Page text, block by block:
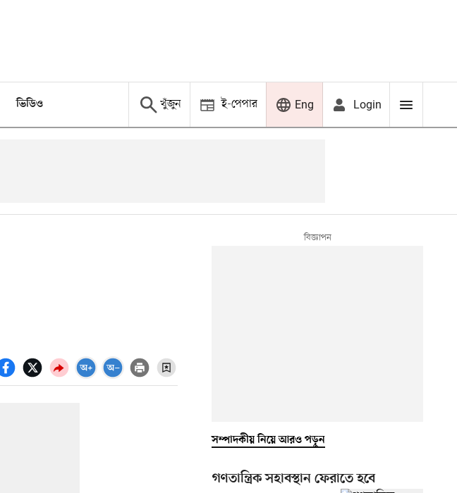
ভিডিও খুঁজুন ই-পেপার Eng Login
সম্পাদকীয় নিয়ে আরও পড়ুন
গণতান্ত্রিক সহাবস্থান ফেরাতে হবে